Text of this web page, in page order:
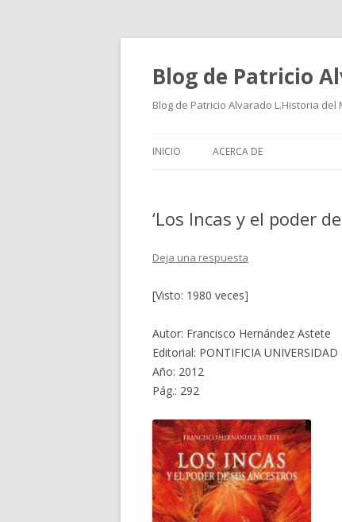
Blog de Patricio
Blog de Patricio Alvarado L.Historia del
INICIO ACERCA DE
‘Los Incas y el poder
Deja una respuesta
[Visto: 1980 veces]
Autor: Francisco Hernández Astete
Editorial: PONTIFICIA UNIVERSIDAD
Año: 2012
Pág.: 292